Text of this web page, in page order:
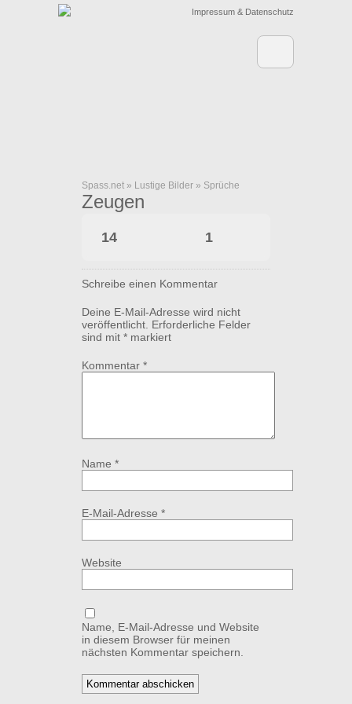
Impressum & Datenschutz
Spass.net » Lustige Bilder » Sprüche
Zeugen
14 1
Schreibe einen Kommentar
Deine E-Mail-Adresse wird nicht
veröffentlicht. Erforderliche Felder
sind mit * markiert
Kommentar *
Name *
E-Mail-Adresse *
Website
Name, E-Mail-Adresse und Website
in diesem Browser für meinen
nächsten Kommentar speichern.